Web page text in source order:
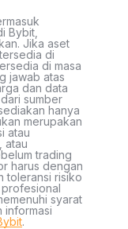
Bybit,
Jika aset
di
di masa
jawab atas
dan data
sumber
hanya
merupakan
atau
atau
trading
harus dengan
toleransi risiko
syarat
informasi
.